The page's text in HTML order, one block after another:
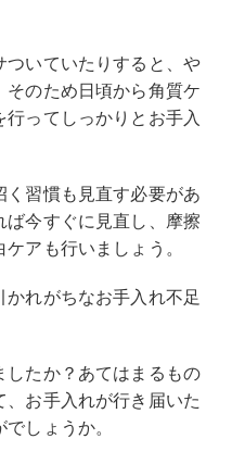
いていたりすると、や
のため日頃から角質ケ
ってしっかりとお手入
く習慣も見直す必要があ
ば今すぐに見直し、摩擦
アも行いましょう。
れがちなお手入れ不足
したか？あてはまるもの
お手入れが行き届いた
しょうか。